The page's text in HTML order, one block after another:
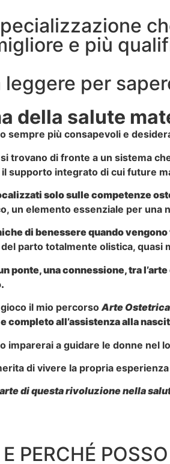
e più
per
della salute
sempre più consapevoli e
trovano di fronte a un sistema
supporto integrato di cui future
solo sulle competenze
un elemento essenziale per una
di benessere quando
parto totalmente olistica,
ponte, una connessione, tra
il mio percorsoArte
completo all’assistenza alla
imparerai a guidare le donne nel
di vivere la propria
di questa rivoluzione nella
PERCHÉ